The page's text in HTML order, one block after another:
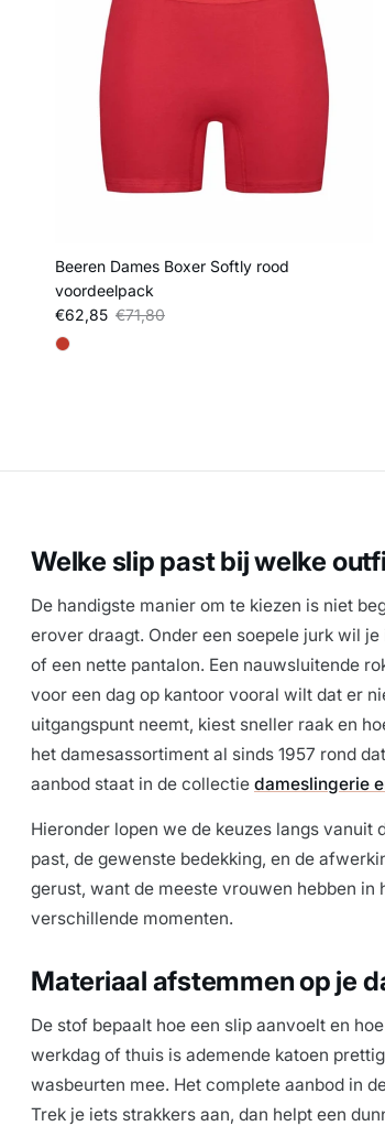
Beeren Dames Boxer Softly rood
voordeelpack
Verkoopprijs
€62,85 Reguliere prijs
€71,80
Welke slip past bij welke
De handigste manier om te kiezen is niet
erover draagt. Onder een soepele jurk wil
of een nette pantalon. Een nauwsluitende
voor een dag op kantoor vooral wilt dat er
uitgangspunt neemt, kiest sneller raak en
het damesassortiment al sinds 1957 rond
aanbod staat in de collectie dameslingerie
Hieronder lopen we de keuzes langs vanuit
past, de gewenste bedekking, en de
gerust, want de meeste vrouwen hebben in
verschillende momenten.
Materiaal afstemmen op je
De stof bepaalt hoe een slip aanvoelt en
werkdag of thuis is ademende katoen
wasbeurten mee. Het complete aanbod in
Trek je iets strakkers aan, dan helpt een